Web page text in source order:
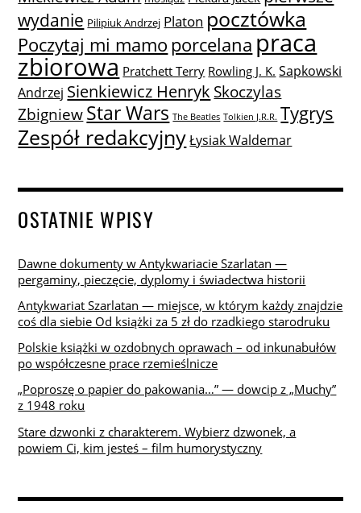
wydanie Pilipiuk Andrzej Platon pocztówka
Poczytaj mi mamoporcelana praca
zbiorowa Pratchett Terry Rowling J. K. Sapkowski
Andrzej Sienkiewicz Henryk Skoczylas
ZbigniewStar Wars The Beatles Tolkien J.R.R. Tygrys
Zespół redakcyjny Łysiak Waldemar
OSTATNIE WPISY
Dawne dokumenty w Antykwariacie Szarlatan —
pergaminy, pieczęcie, dyplomy i świadectwa historii
Antykwariat Szarlatan — miejsce, w którym każdy znajdzie
coś dla siebie Od książki za 5 zł do rzadkiego starodruku
Polskie książki w ozdobnych oprawach – od inkunabułów
po współczesne prace rzemieślnicze
„Poproszę o papier do pakowania…” — dowcip z „Muchy”
z 1948 roku
Stare dzwonki z charakterem. Wybierz dzwonek, a
powiem Ci, kim jesteś – film humorystyczny